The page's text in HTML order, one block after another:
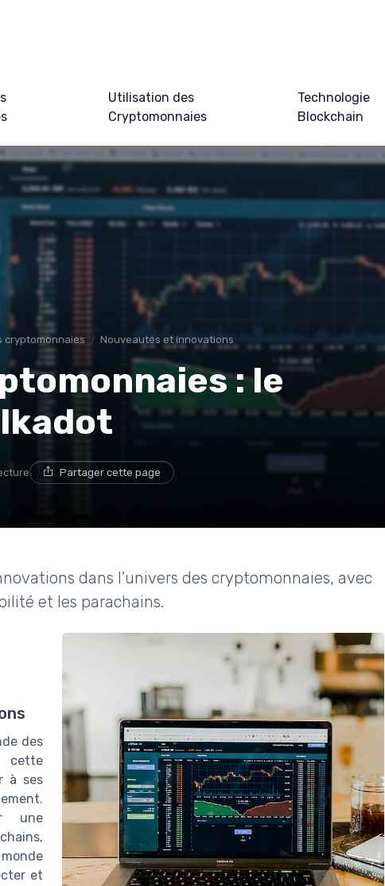
Utilisation des
Cryptomonnaies
Technologie
Blockchain
cryptomonnaies Nouveautés et innovations
: le
Partager cette page
dans l'univers des cryptomonnaies, avec
et les parachains.
des
cette
à ses
une
et